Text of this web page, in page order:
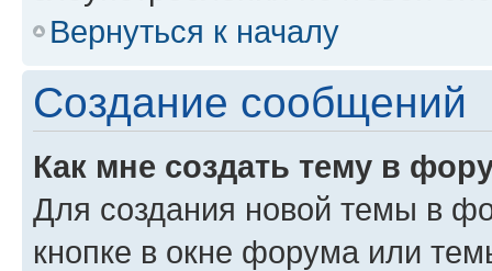
Вернуться к началу
Создание сообщений
Как мне создать тему в
Для создания новой темы в
кнопке в окне форума или